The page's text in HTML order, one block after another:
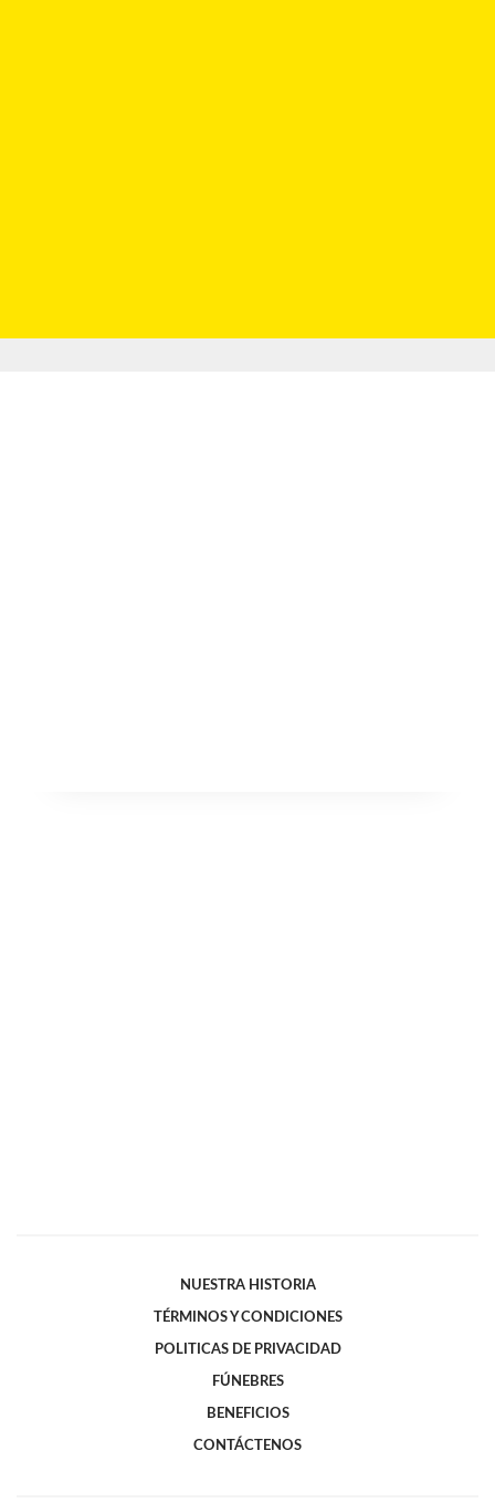
NUESTRA HISTORIA
TÉRMINOS Y CONDICIONES
POLITICAS DE PRIVACIDAD
FÚNEBRES
BENEFICIOS
CONTÁCTENOS